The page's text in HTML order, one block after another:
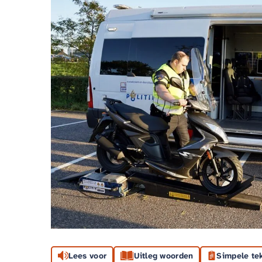
Lees voor Uitleg woorden Simpele